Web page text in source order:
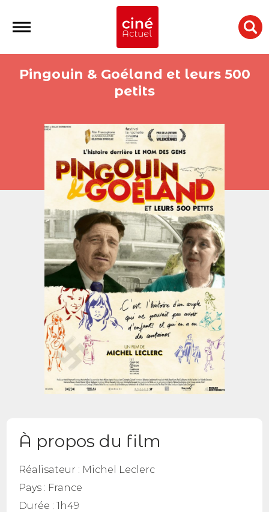
Pingouin & Goéland et leurs 500
petits
À propos du film
Réalisateur : Michel Leclerc
Pays : France
Durée :1h49